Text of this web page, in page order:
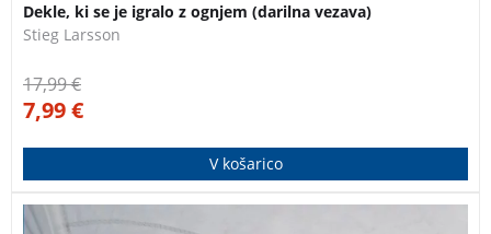
Dekle, ki se je igralo z ognjem (darilna vezava)
Stieg Larsson
17,99€
7,99€
V košarico